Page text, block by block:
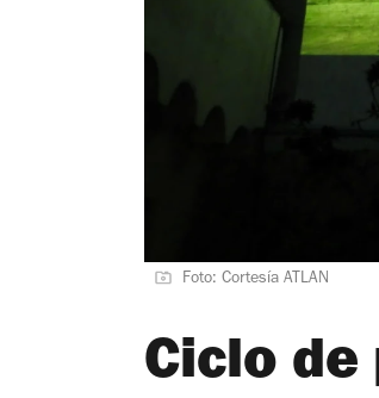
Foto: Cortesía ATLAN
Ciclo de